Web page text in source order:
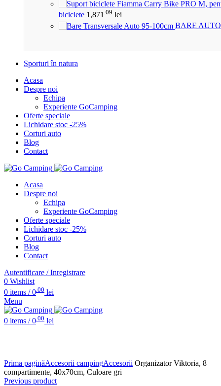
biciclete 1,871 .09 lei
BARE
Sporturi în natura
Acasa
Despre noi
Echipa
Experiente GoCamping
Oferte speciale
Lichidare stoc -25%
Corturi auto
Blog
Contact
Acasa
Despre noi
Echipa
Experiente GoCamping
Oferte speciale
Lichidare stoc -25%
Corturi auto
Blog
Contact
Autentificare / Inregistrare
0 Wishlist
0 items / 0 .00 lei
Menu
0 items / 0 .00 lei
Prima paginăAccesorii campingAccesorii Organizator Viktoria, 8
compartimente, 40x70cm, Culoare gri
Previous product